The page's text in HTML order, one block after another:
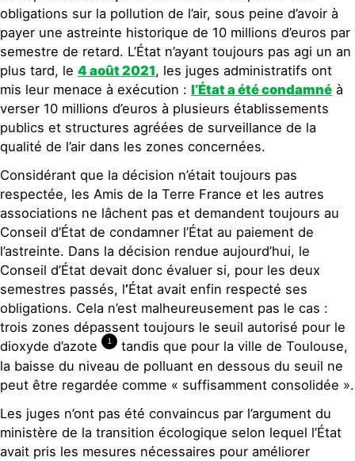
obligations sur la pollution de l’air, sous peine d’avoir à
payer une astreinte historique de 10 millions d’euros par
semestre de retard. L’État n’ayant toujours pas agi un an
plus tard, le 4 août 2021, les juges administratifs ont
mis leur menace à exécution : l’État a été condamné à
verser 10 millions d’euros à plusieurs établissements
publics et structures agréées de surveillance de la
qualité de l’air dans les zones concernées.
Considérant que la décision n’était toujours pas
respectée, les Amis de la Terre France et les autres
associations ne lâchent pas et demandent toujours au
Conseil d’État de condamner l’État au paiement de
l’astreinte. Dans la décision rendue aujourd’hui, le
Conseil d’État devait donc évaluer si, pour les deux
semestres passés, l’État avait enfin respecté ses
obligations. Cela n’est malheureusement pas le cas :
trois zones dépassent toujours le seuil autorisé pour le
dioxyde d’azote
1
tandis que pour la ville de Toulouse,
la baisse du niveau de polluant en dessous du seuil ne
peut être regardée comme « suffisamment consolidée ».
Les juges n’ont pas été convaincus par l’argument du
ministère de la transition écologique selon lequel l’État
avait pris les mesures nécessaires pour améliorer